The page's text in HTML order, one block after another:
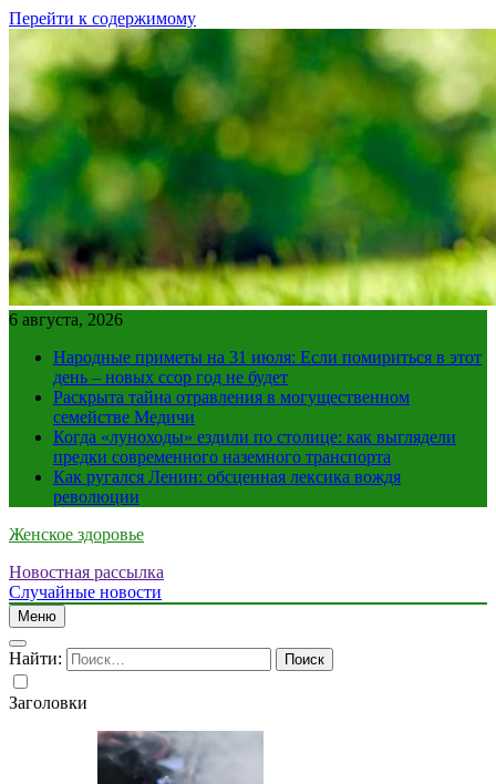
Перейти к содержимому
6 августа, 2026
Народные приметы на 31 июля: Если помириться в этот
день – новых ссор год не будет
Раскрыта тайна отравления в могущественном
семействе Медичи
Когда «луноходы» ездили по столице: как выглядели
предки современного наземного транспорта
Как ругался Ленин: обсценная лексика вождя
революции
Женское здоровье
Новостная рассылка
Случайные новости
Меню
Найти:
Заголовки